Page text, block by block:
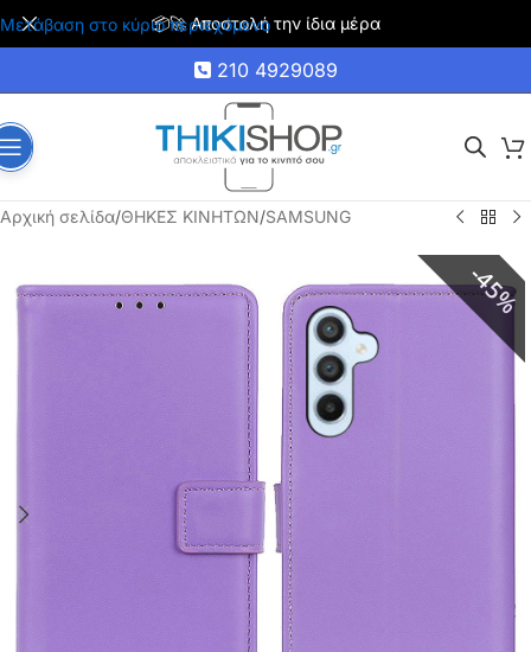
Μετάβαση στο κύριο περιεχόμενο
🚚 Δωρεάν μεταφορικά για αγορές άνω των 35€
210 4929089
Αρχική σελίδα/ΘΗΚΕΣ ΚΙΝΗΤΩΝ/SAMSUNG
45%